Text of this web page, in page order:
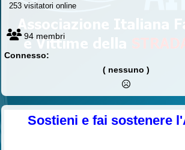
253 visitatori online
94 membri
Connesso:
( nessuno )
Sostieni e fai sostenere